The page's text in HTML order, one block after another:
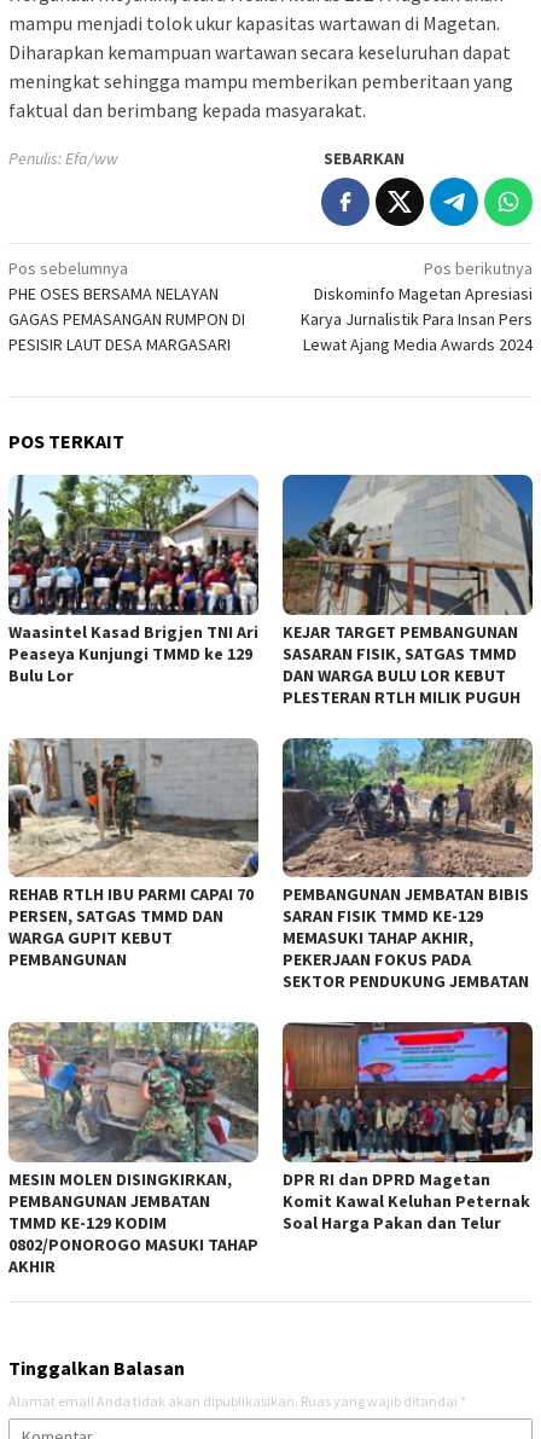
mampu menjadi tolok ukur kapasitas wartawan di Magetan.
Diharapkan kemampuan wartawan secara keseluruhan dapat
meningkat sehingga mampu memberikan pemberitaan yang
faktual dan berimbang kepada masyarakat.
Penulis: Efa/ww SEBARKAN
Navigasi
pos
Pos sebelumnya
PHE OSES BERSAMA NELAYAN
GAGAS PEMASANGAN RUMPON DI
PESISIR LAUT DESA MARGASARI
Pos berikutnya
Diskominfo Magetan Apresiasi
Karya Jurnalistik Para Insan Pers
Lewat Ajang Media Awards 2024
POS TERKAIT
Waasintel Kasad Brigjen TNI Ari
Peaseya Kunjungi TMMD ke 129
Bulu Lor
KEJAR TARGET PEMBANGUNAN
SASARAN FISIK, SATGAS TMMD
DAN WARGA BULU LOR KEBUT
PLESTERAN RTLH MILIK PUGUH
REHAB RTLH IBU PARMI CAPAI 70
PERSEN, SATGAS TMMD DAN
WARGA GUPIT KEBUT
PEMBANGUNAN
PEMBANGUNAN JEMBATAN BIBIS
SARAN FISIK TMMD KE-129
MEMASUKI TAHAP AKHIR,
PEKERJAAN FOKUS PADA
SEKTOR PENDUKUNG JEMBATAN
MESIN MOLEN DISINGKIRKAN,
PEMBANGUNAN JEMBATAN
TMMD KE-129 KODIM
0802/PONOROGO MASUKI TAHAP
AKHIR
DPR RI dan DPRD Magetan
Komit Kawal Keluhan Peternak
Soal Harga Pakan dan Telur
Tinggalkan Balasan
Alamat email Anda tidak akan dipublikasikan. Ruas yang wajib ditandai *